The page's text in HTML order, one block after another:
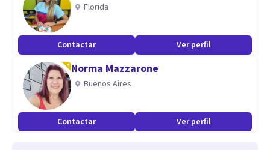
Florida
Contactar Ver perfil
Norma Mazzarone
Buenos Aires
Contactar Ver perfil